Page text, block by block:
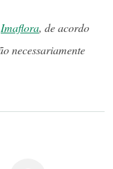
Imaflora, de acordo
necessariamente